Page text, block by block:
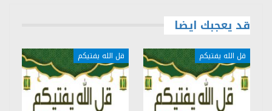
قد يعجبك ايضا
قل الله يفتيكم قل الله يفتيكم